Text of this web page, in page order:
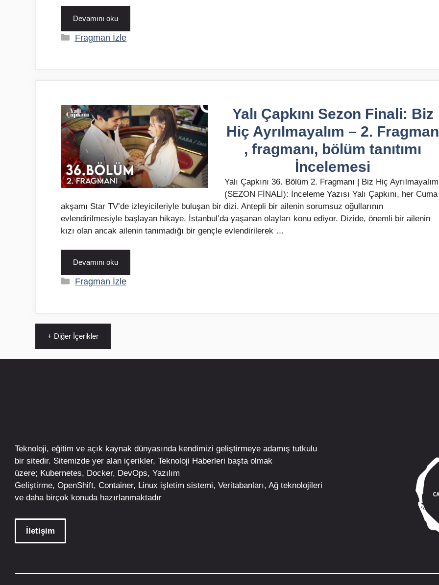
Devamını oku
Kategoriler
Fragman İzle
Yalı Çapkını Sezon Finali: Biz
Hiç Ayrılmayalım – 2. Fragman
, fragmanı, bölüm tanıtımı
İncelemesi
Yalı Çapkını 36. Bölüm 2. Fragmanı | Biz Hiç Ayrılmayalım
(SEZON FİNALİ): İnceleme Yazısı Yalı Çapkını, her Cuma
akşamı Star TV’de izleyicileriyle buluşan bir dizi. Antepli bir ailenin sorumsuz oğullarının
evlendirilmesiyle başlayan hikaye, İstanbul’da yaşanan olayları konu ediyor. Dizide, önemli bir ailenin
kızı olan ancak ailenin tanımadığı bir gençle evlendirilerek …
Devamını oku
Kategoriler
Fragman İzle
+ Diğer İçerikler
Teknoloji, eğitim ve açık kaynak dünyasında kendimizi geliştirmeye adamış tutkulu
bir sitedir. Sitemizde yer alan içerikler, Teknoloji Haberleri başta olmak
üzere; Kubernetes, Docker, DevOps, Yazılım
Geliştirme, OpenShift, Container, Linux işletim sistemi, Veritabanları, Ağ teknolojileri
ve daha birçok konuda hazırlanmaktadır
İletişim